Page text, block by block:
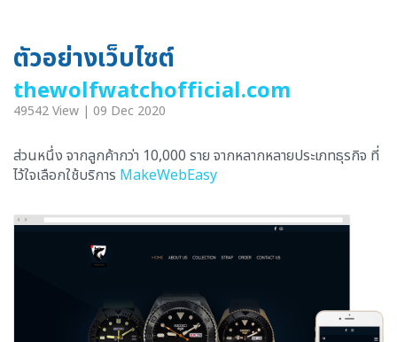
ตัวอย่างเว็บไซต์
thewolfwatchofficial.com
49542 View | 09 Dec 2020
ส่วนหนึ่ง จากลูกค้ากว่า 10,000 ราย จากหลากหลายประเภทธุรกิจ ที่
ไว้ใจเลือกใช้บริการ MakeWebEasy